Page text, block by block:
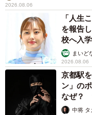
2026.08.06
「人生
を報告
校へ入
まいど
2026.08.06
京都駅
ン」の
なぜ？
未熟」
中将 タ